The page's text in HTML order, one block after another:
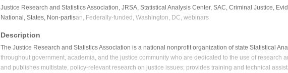
Justice Research and Statistics Association, JRSA, Statistical Analysis Center, SAC, Criminal Justice,
National, States, Non-partisan, Federally-funded, Washington, DC, webinars
Description
The Justice Research and Statistics Association is a national nonprofit organization of state Statistical
throughout government, academia, and the justice community who are dedicated to the use of
and publishes multistate, policy-relevant research on justice issues; provides training and technical